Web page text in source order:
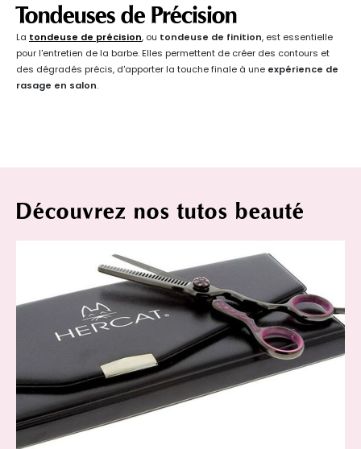
Tondeuses de Précision
La tondeuse de précision, ou tondeuse de finition, est essentielle
pour l'entretien de la barbe. Elles permettent de créer des contours et
des dégradés précis, d'apporter la touche finale à une expérience de
rasage en salon.
Découvrez nos tutos beauté